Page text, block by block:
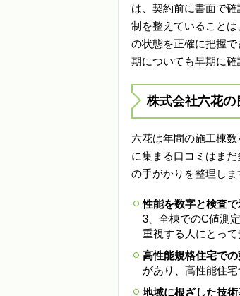
は、契約前に書面で
制を整えていること
の状態を正確に把握
期についても早期に確
株式会社六花
六花は年間の施工棟
に集まる口コミはま
の手がかりを整理しま
性能を数字と検査
3、全棟でのC値測
重視する人にとって
高性能規格住宅で
があり、高性能住
地域に根ざした技